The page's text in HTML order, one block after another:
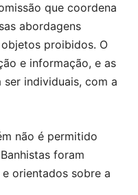
que coordena
abordagens
proibidos. O
e informação, e as
individuais, com a
não é permitido
foram
orientados sobre a